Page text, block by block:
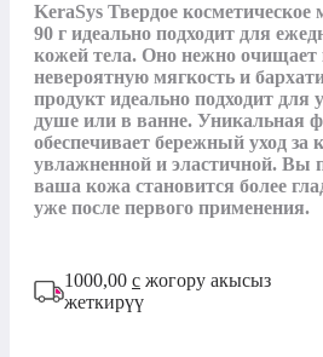
KeraSys Твердое
90 г идеально подходит для
кожей тела. Оно нежно очищает
невероятную мягкость и
продукт идеально подходит для
душе или в ванне. Уникальная
обеспечивает бережный уход за
увлажненной и эластичной. Вы
ваша кожа становится более
уже после первого применения.
1000,00 с жогору акысыз
жеткирүү